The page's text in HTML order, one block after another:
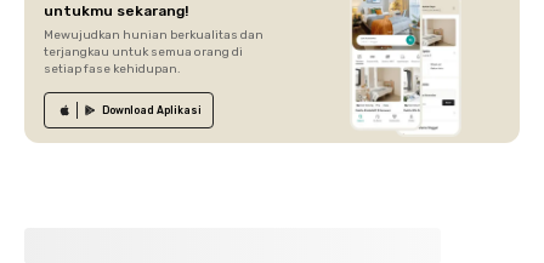
untukmu sekarang!
Mewujudkan hunian berkualitas dan
terjangkau untuk semua orang di
setiap fase kehidupan.
Download Aplikasi